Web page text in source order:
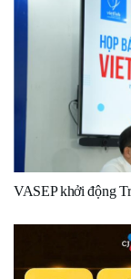
VASEP khởi động